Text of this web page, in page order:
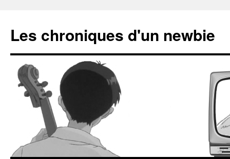
Les chroniques d'un newbie